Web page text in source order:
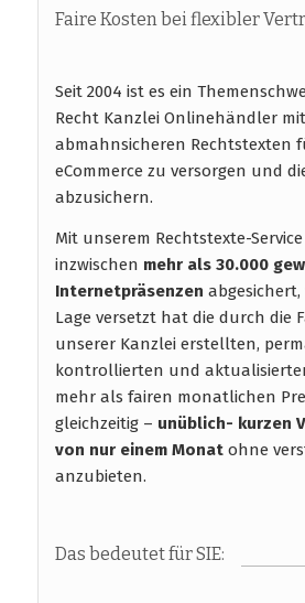
Faire Kosten bei flexibler
Seit 2004 ist es ein
Recht Kanzlei Onlinehändler mit
abmahnsicheren Rechtstexten
eCommerce zu versorgen und
abzusichern.
Mit unserem Rechtstexte-
inzwischen mehr als 30.000
Internetpräsenzen
Lage versetzt hat die durch die
unserer Kanzlei erstellten,
kontrollierten und
mehr als fairen monatlichen
gleichzeitig – unüblich- kurzen
von nur einem Monat ohne
anzubieten.
Das bedeutet für SIE: